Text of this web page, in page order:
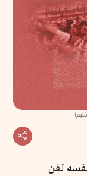
لفن